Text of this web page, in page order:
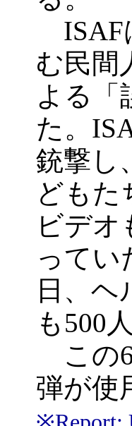
ISAF
む民間
よる「
た。
銃撃し
どもた
ビデオ
ってい
日、
も500
この6
弾が使